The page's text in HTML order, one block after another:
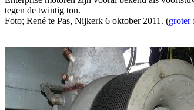
tegen de twintig ton.
Foto; René te Pas, Nijkerk 6 oktober 2011. (groter